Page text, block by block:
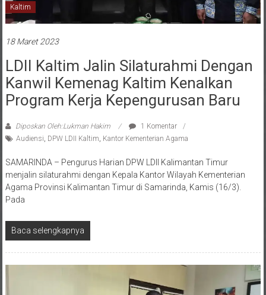
Kaltim
18 Maret 2023
LDII Kaltim Jalin Silaturahmi Dengan
Kanwil Kemenag Kaltim Kenalkan
Program Kerja Kepengurusan Baru
Diposkan Oleh:Lukman Hakim
1 Komentar
Audiensi, DPW LDII Kaltim, Kantor Kementerian Agama
SAMARINDA – Pengurus Harian DPW LDII Kalimantan Timur
menjalin silaturahmi dengan Kepala Kantor Wilayah Kementerian
Agama Provinsi Kalimantan Timur di Samarinda, Kamis (16/3).
Pada
Baca selengkapnya